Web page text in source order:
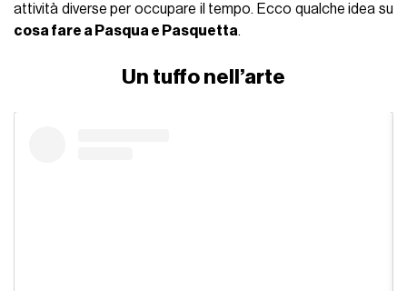
attività diverse per occupare il tempo. Ecco qualche idea su
cosa fare a Pasqua e Pasquetta.
Un tuffo nell’arte